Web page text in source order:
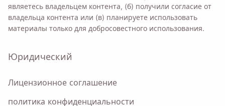
являетесь владельцем контента, (б) получили согласие от
владельца контента или (в) планируете использовать
материалы только для добросовестного использования.
Юридический
Лицензионное соглашение
политика конфиденциальности
Отправьте себе напоминание о загрузке
Viddly, когда вернетесь на ПК с MacOS или
Windows.